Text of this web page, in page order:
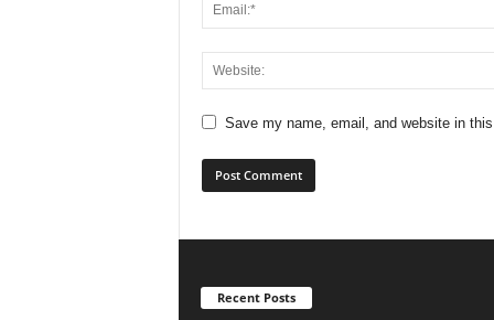
Save my name, email, and website in
Recent Posts